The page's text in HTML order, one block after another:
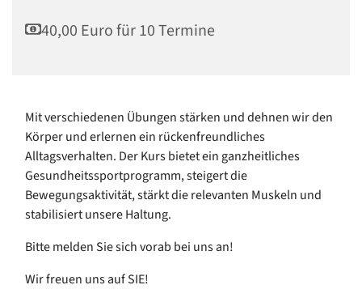
40,00 Euro für 10 Termine
Mit verschiedenen Übungen stärken und dehnen wir den
Körper und erlernen ein rückenfreundliches
Alltagsverhalten. Der Kurs bietet ein ganzheitliches
Gesundheitssportprogramm, steigert die
Bewegungsaktivität, stärkt die relevanten Muskeln und
stabilisiert unsere Haltung.
Bitte melden Sie sich vorab bei uns an!
Wir freuen uns auf SIE!